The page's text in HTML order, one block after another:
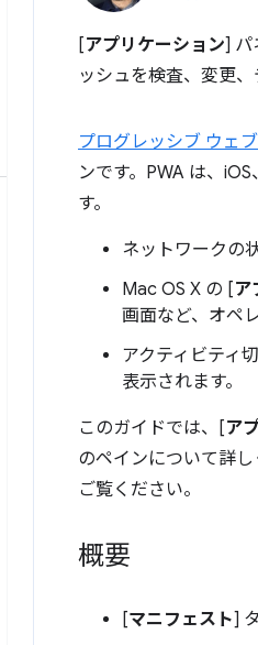
[アプリケーション] パ
ッシュを検査、変更、
プログレッシブ ウェ
ンです。PWA は、
す。
ネットワークの
Mac OS X の [ア
画面など、オペ
アクティビティ
表示されます。
このガイドでは、[ア
のペインについて詳
ご覧ください。
概要
[マニフェスト]